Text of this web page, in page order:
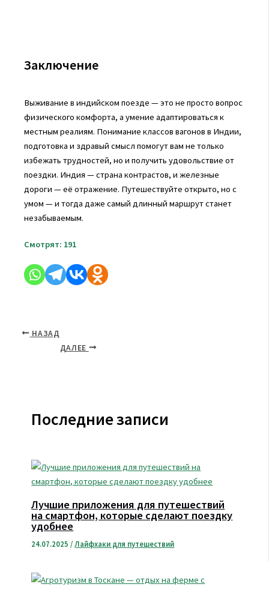
Заключение
Выживание в индийском поезде — это не просто вопрос
физического комфорта, а умение адаптироваться к
местным реалиям. Понимание классов вагонов в Индии,
подготовка и здравый смысл помогут вам не только
избежать трудностей, но и получить удовольствие от
поездки. Индия — страна контрастов, и железные
дороги — её отражение. Путешествуйте открыто, но с
умом — и тогда даже самый длинный маршрут станет
незабываемым.
Смотрят: 191
НАЗАД
ДАЛЕЕ
Последние записи
Лучшие приложения для путешествий
на смартфон, которые сделают поездку
удобнее
24.07.2025 /Лайфхаки для путешествий